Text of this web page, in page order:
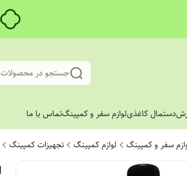
جستجو در محصولات
دستمال کاغذیلوازم سفر و کمپینگتماس با ما
سفر و کمپینگ لوازم کمپینگ تجهیزات کمپینگ